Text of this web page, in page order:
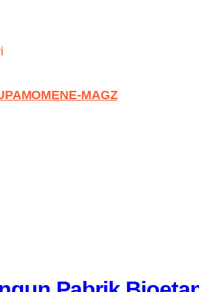
MOMENE-MAGZ